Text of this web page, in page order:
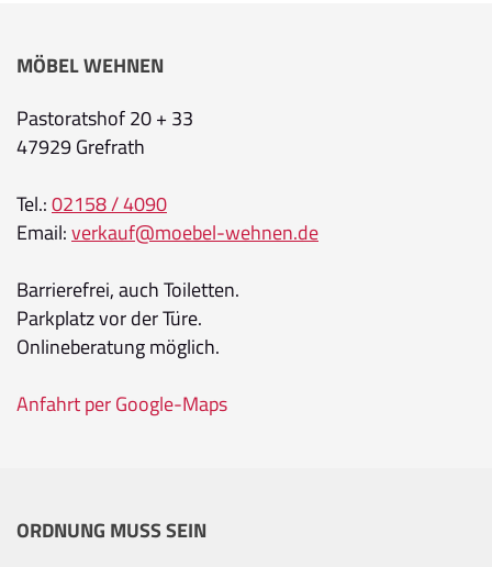
MÖBEL WEHNEN
Pastoratshof 20 + 33
47929 Grefrath
Tel.:02158 / 4090
Email:verkauf@moebel-wehnen.de
Barrierefrei, auch Toiletten.
Parkplatz vor der Türe.
Onlineberatung möglich.
Anfahrt per Google-Maps
ORDNUNG MUSS SEIN